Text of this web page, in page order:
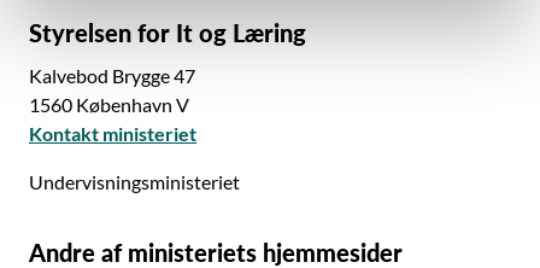
Styrelsen for It og Læring
Kalvebod Brygge 47
1560 København V
Kontakt ministeriet
Undervisningsministeriet
Andre af ministeriets hjemmesider